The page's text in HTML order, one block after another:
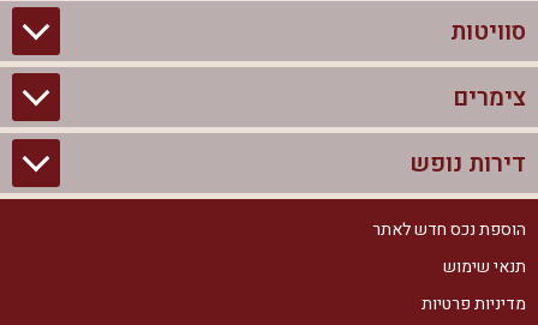
וילות בצפון
וילות להשכרה
וילות למסיבת רווקים
וילות נופש
סוויטות
סוויטות בצפון
צימרים לזוגות עם בריכה פרטית
צימרים יוקרתיים
צימרים מפוארים
צימרים
צימרים בצפון
צימרים לזוגות
צימרים למשפחות
דירות נופש
דירות נופש בצפון
הוספת נכס חדש לאתר
תנאי שימוש
מדיניות פרטיות